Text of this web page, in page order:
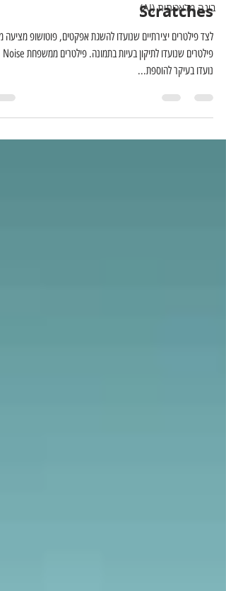
בינה מלאכותית (AI)
Scratches
לצד פילטרים יצירתיים שנועדו להשגת אפקטים, פוטושופ מציעה
פילטרים שנועדו לתיקון בעיות בתמונה. פילטרים ממשפחת Noise
נועדו בעיקר להוספת...